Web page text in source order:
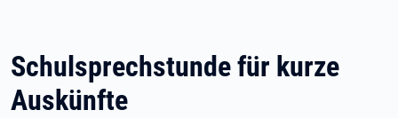
Schulsprechstunde für kurze
Auskünfte